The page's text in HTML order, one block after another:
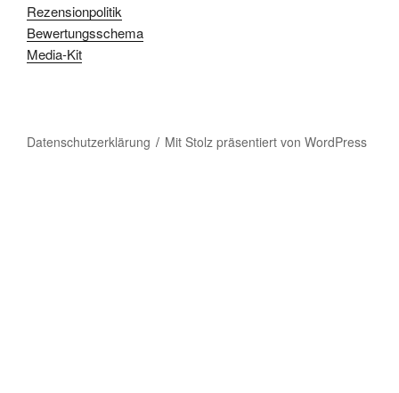
Rezensionpolitik
Bewertungsschema
Media-Kit
Datenschutzerklärung Mit Stolz präsentiert von WordPress